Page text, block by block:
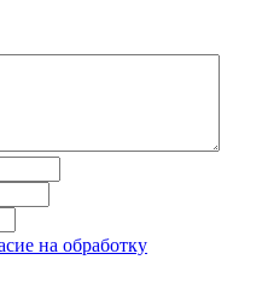
на обработку